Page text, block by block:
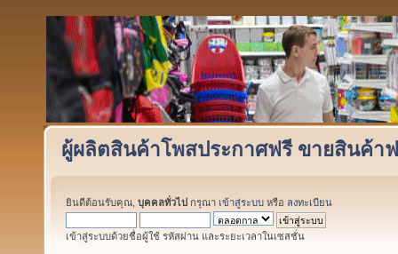
ผู้ผลิตสินค้าโพสประกาศฟรี ขายสินค้า
ยินดีต้อนรับคุณ, บุคคลทั่วไป กรุณา เข้าสู่ระบบ หรือ ลงทะเบียน
เข้าสู่ระบบด้วยชื่อผู้ใช้ รหัสผ่าน และระยะเวลาในเซสชั่น